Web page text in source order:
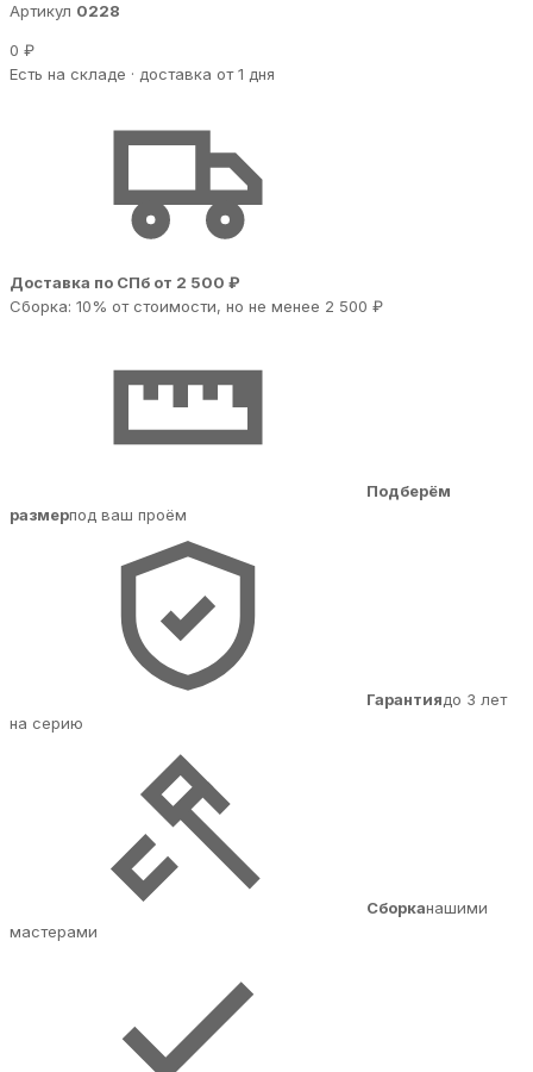
Артикул 0228
0 ₽
Есть на складе · доставка от 1 дня
Доставка по СПб от 2 500 ₽
Сборка: 10% от стоимости, но не менее 2 500 ₽
Подберём
размерпод ваш проём
Гарантиядо 3 лет
на серию
Сборканашими
мастерами